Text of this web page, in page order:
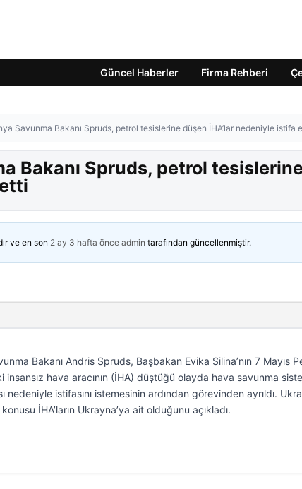
Güncel Haberler Firma Rehberi
Savunma Bakanı Spruds, petrol tesislerine düşen İHA’lar nedeniyle istifa
Bakanı Spruds, petrol
ve en son 2 ay 3 hafta önce admin tarafından güncellenmiştir.
Bakanı Andris Spruds, Başbakan Evika Silina’nın 7 Mayıs
insansız hava aracının (İHA) düştüğü olayda hava savunma
nedeniyle istifasını istemesinin ardından görevinden ayrıldı.
İHA’ların Ukrayna’ya ait olduğunu açıkladı.